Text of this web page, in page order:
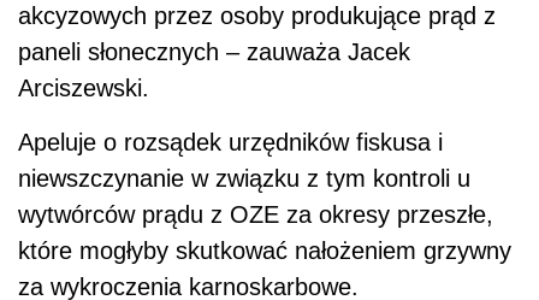
akcyzowych przez osoby produkujące prąd z
paneli słonecznych – zauważa Jacek
Arciszewski.
Apeluje o rozsądek urzędników fiskusa i
niewszczynanie w związku z tym kontroli u
wytwórców prądu z OZE za okresy przeszłe,
które mogłyby skutkować nałożeniem grzywny
za wykroczenia karnoskarbowe.